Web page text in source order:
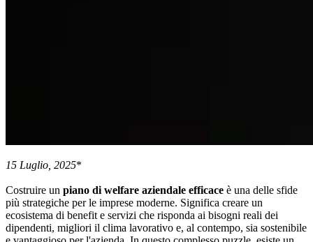
15 Luglio, 2025*
Costruire un piano di welfare aziendale efficace è una delle sfide
più strategiche per le imprese moderne. Significa creare un
ecosistema di benefit e servizi che risponda ai bisogni reali dei
dipendenti, migliori il clima lavorativo e, al contempo, sia sostenibile